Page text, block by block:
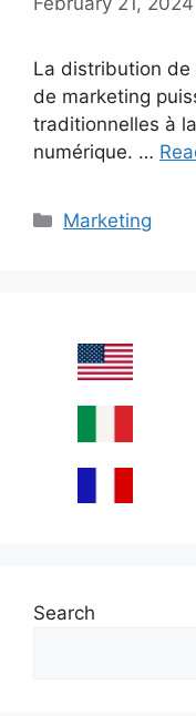
La distribution
de marketing
traditionnelles à
numérique. …
Categories
Marketing
Search